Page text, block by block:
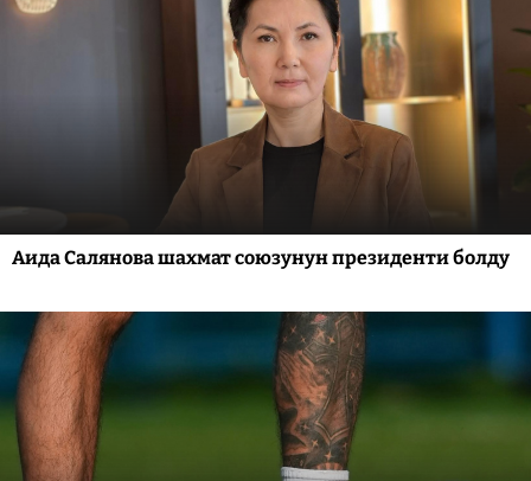
Аида Салянова шахмат союзунун президенти болду